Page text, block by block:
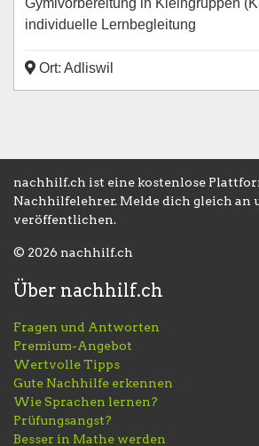
Gymivorbereitung in Kleingruppen
individuelle Lernbegleitung
Ort: Adliswil
nachhilf.ch ist eine kostenlose
Nachhilfelehrer. Melde dich gleich an
veröffentlichen.
© 2026 nachhilf.ch
Über nachhilf.ch
Fragen und Antworten
Premium-Angebot
Wertvolle Tipps
Gute Nachhilfe erkennen
Wie Sprachen lernen?
Prüfungsangst?
Besser in Mathe werden